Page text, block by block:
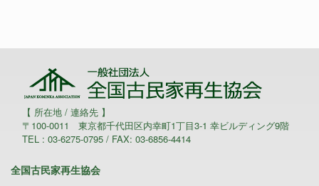
【 所在地 / 連絡先 】
〒100-0011 東京都千代田区内幸町1丁目3-1 幸ビルディング9階
TEL : 03-6275-0795 / FAX: 03-6856-4414
全国古民家再生協会